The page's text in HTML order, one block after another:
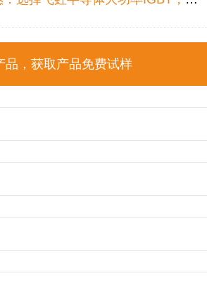
品，获取产品免费试样